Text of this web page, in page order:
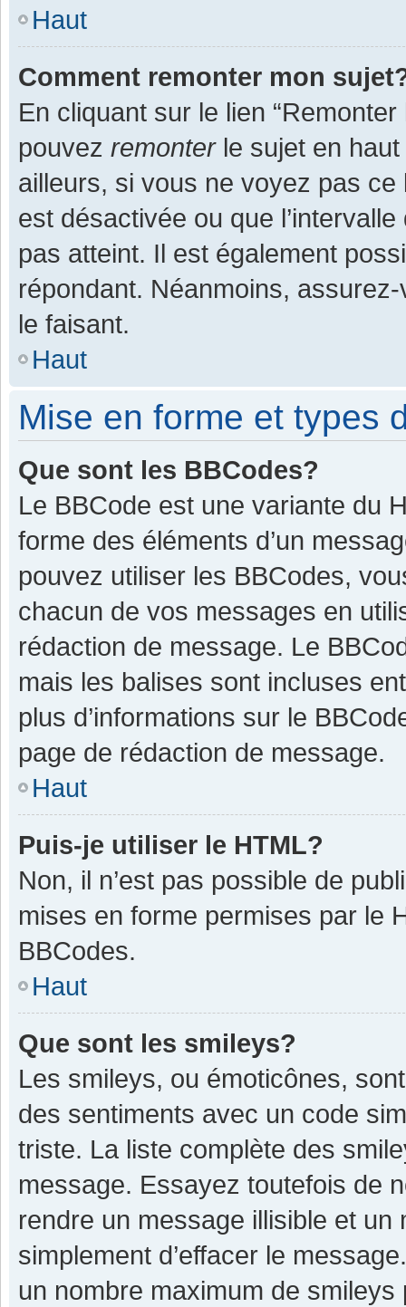
Haut
Comment remonter mon
En cliquant sur le lien
pouvez remonterle sujet en haut
ailleurs, si vous ne voyez pas
est désactivée ou que
pas atteint. Il est également
répondant. Néanmoins,
le faisant.
Haut
Mise en forme et types
Que sont les BBCodes?
Le BBCode est une variante du
forme des éléments d’un
pouvez utiliser les BBCodes,
chacun de vos messages en
rédaction de message. Le
mais les balises sont incluses
plus d’informations sur le
page de rédaction de message.
Haut
Puis-je utiliser le HTML?
Non, il n’est pas possible de
mises en forme permises par le
BBCodes.
Haut
Que sont les smileys?
Les smileys, ou émoticônes,
des sentiments avec un code
triste. La liste complète des
message. Essayez toutefois de
rendre un message illisible et
simplement d’effacer le
un nombre maximum de smileys